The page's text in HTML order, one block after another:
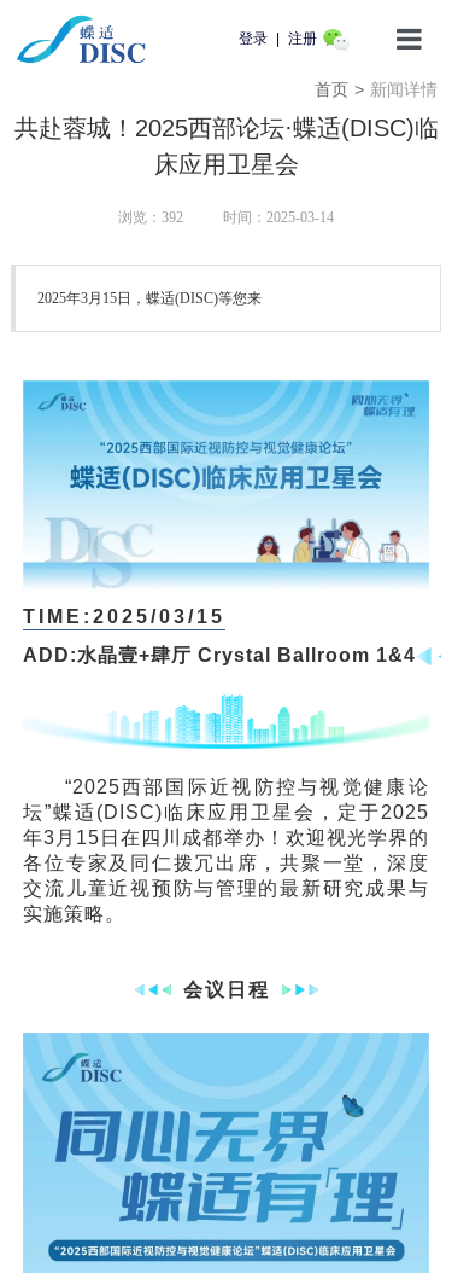
首页
登录 注册
共赴蓉城！2025西部论坛·蝶适(DISC)临
床应用卫星会
浏览： 392 时间：2025-03-14
2025年3月15日，蝶适(DISC)等您来
TIME:2025/03/15
ADD:水晶壹+肆厅 Crystal Ballroom 1&4
“2025西部国际近视防控与视觉健康论
坛”蝶适(DISC)临床应用卫星会，定于2025
年3月15日在四川成都举办！欢迎视光学界的
各位专家及同仁拨冗出席，共聚一堂，深度
交流儿童近视预防与管理的最新研究成果与
实施策略。
会议日程
首页 > 新闻详情